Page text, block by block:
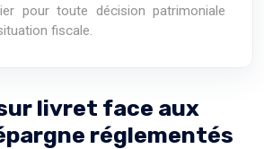
pour toute décision patrimoniale
fiscale.
livret face aux
réglementés